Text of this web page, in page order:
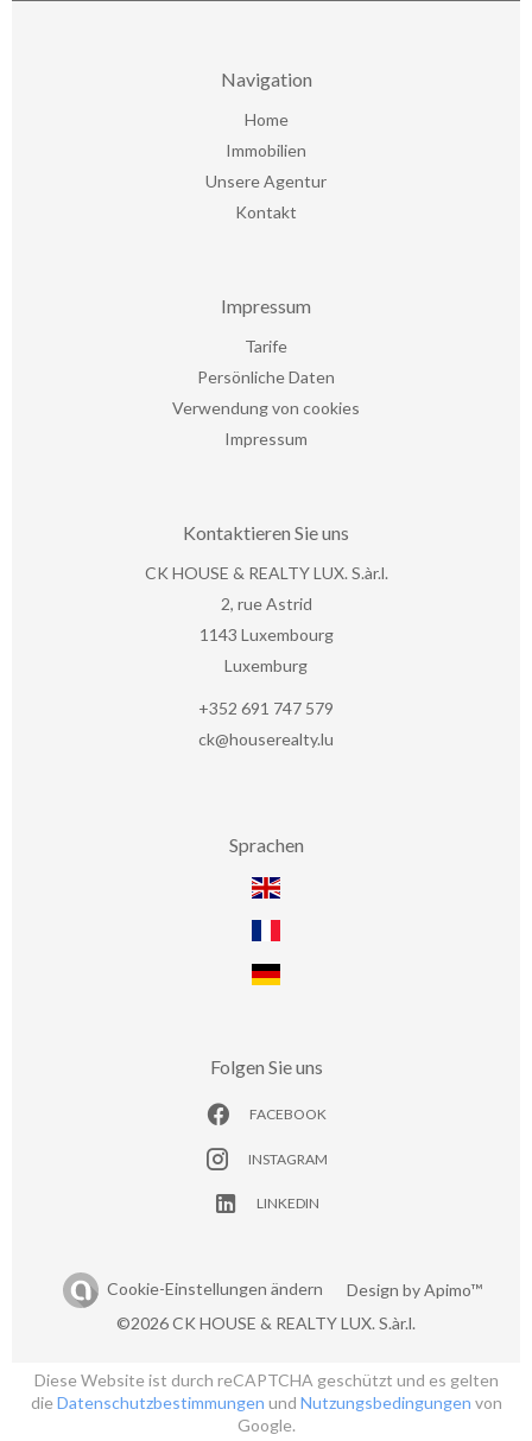
Navigation
Home
Immobilien
Unsere Agentur
Kontakt
Impressum
Tarife
Persönliche Daten
Verwendung von cookies
Impressum
Kontaktieren Sie uns
CK HOUSE & REALTY LUX. S.àr.l.
2, rue Astrid
1143 Luxembourg
Luxemburg
+352 691 747 579
ck@houserealty.lu
Sprachen
Folgen Sie uns
FACEBOOK
INSTAGRAM
LINKEDIN
Cookie-Einstellungen ändern Design byApimo™
©2026 CK HOUSE & REALTY LUX. S.àr.l.
Diese Website ist durch reCAPTCHA geschützt und es gelten
die Datenschutzbestimmungen und Nutzungsbedingungen von
Google.